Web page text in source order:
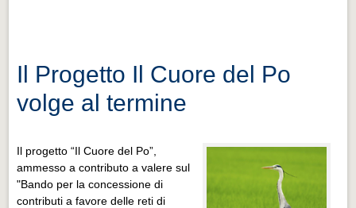
Il Progetto Il Cuore del Po
volge al termine
Il progetto “Il Cuore del Po”,
ammesso a contributo a valere sul
"Bando per la concessione di
contributi a favore delle reti di